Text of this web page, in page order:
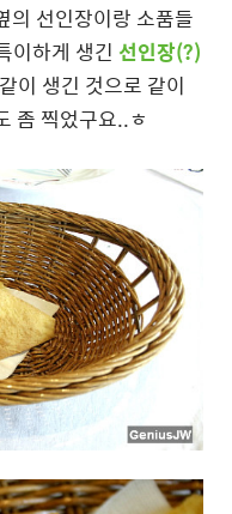
의 선인장이랑 소품들
이하게 생긴 선인장(?)
같이 생긴 것으로 같이
좀 찍었구요..ㅎ